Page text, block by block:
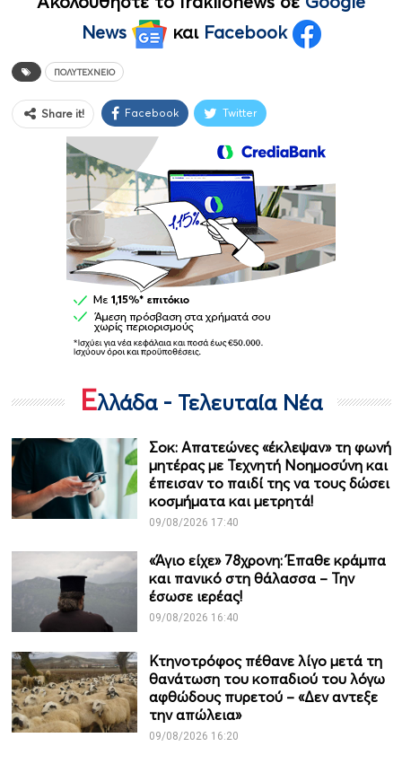
News
και Facebook
ΠΟΛΥΤΕΧΝΕΙΟ
Share it! Facebook Twitter
Ελλάδα - Τελευταία Νέα
Σοκ: Απατεώνες «έκλεψαν» τη φωνή
μητέρας με Τεχνητή Νοημοσύνη και
έπεισαν το παιδί της να τους δώσει
κοσμήματα και μετρητά!
09/08/2026 17:40
«Άγιο είχε» 78χρονη: Έπαθε κράμπα
και πανικό στη θάλασσα – Την
έσωσε ιερέας!
09/08/2026 16:40
Κτηνοτρόφος πέθανε λίγο μετά τη
θανάτωση του κοπαδιού του λόγω
αφθώδους πυρετού – «Δεν αντεξε
την απώλεια»
09/08/2026 16:20